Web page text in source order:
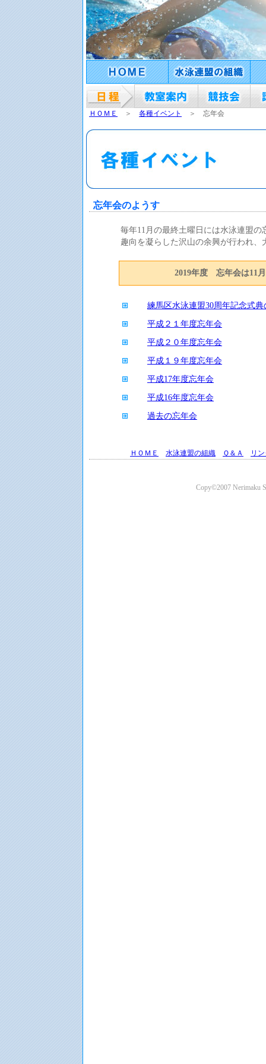
ＨＯＭＥ ＞ 各種イベント ＞ 忘年会
忘年会のようす
毎年11月の最終土曜日には水泳連盟の
趣向を凝らした沢山の余興が行われ
2019年度 忘年会は11
練馬区水泳連盟30周年記念式典
平成２１年度忘年会
平成２０年度忘年会
平成１９年度忘年会
平成17年度忘年会
平成16年度忘年会
過去の忘年会
ＨＯＭＥ 水泳連盟の組織 Ｑ＆Ａ リ
Copy©2007 Nerimaku